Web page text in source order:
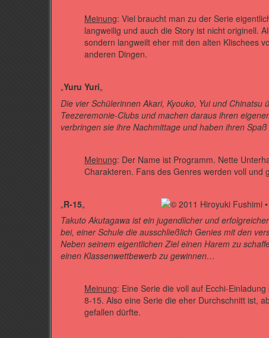
Meinung: Viel braucht man zu der Serie
langweilig und auch die Story ist nicht originell.
sondern langweilt eher mit den alten Klischees
anderen Dingen.
„Yuru Yuri„
Die vier Schülerinnen Akari, Kyouko, Yui und
Teezeremonie-Clubs und machen daraus ihren
verbringen sie ihre Nachmittage und haben ihren
Meinung: Der Name ist Programm. Nette
Charakteren. Fans des Genres werden voll und
„R-15„
Takuto Akutagawa ist ein jugendlicher und
bei, einer Schule die ausschließlich Genies mit den
Neben seinem eigentlichen Ziel einen Harem zu
einen Klassenwettbewerb zu gewinnen…
Meinung: Eine Serie die voll auf Ecchi-
8-15. Also eine Serie die eher Durchschnitt ist,
gefallen dürfte.